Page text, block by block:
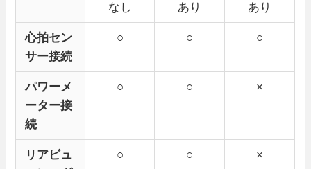
なし
あり
あり
心拍セン
サー接続
○ ○ ○
パワーメ
ーター接
続
○ ○ ×
リアビュ
○ ○ ×